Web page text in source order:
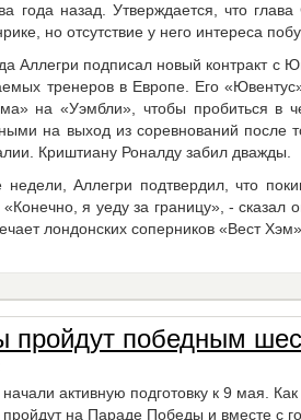
года назад. Утверждается, что
но отсутствие у него интереса
Аллегри подписал новый контракт с
тренеров в Европе. Его
на «Уэмбли», чтобы пробиться в
на выход из соревнований после
Криштиану Роналду забил дважды.
Аллегри подтвердил, что
«Конечно, я уеду за границу», -
лондонских соперников «Вест
победным
активную подготовку к 9 мая.
на Параде Победы и вместе с